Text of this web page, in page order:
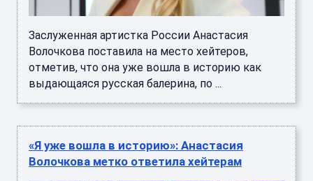
Заслуженная артистка России Анастасия
Волочкова поставила на место хейтеров,
отметив, что она уже вошла в историю как
выдающаяся русская балерина, по ...
«Я уже вошла в историю»: Анастасия
Волочкова метко ответила хейтерам